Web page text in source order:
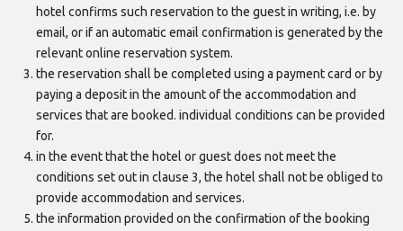
hotel confirms such reservation to the guest in writing, i.e. by
email, or if an automatic email confirmation is generated by the
relevant online reservation system.
the reservation shall be completed using a payment card or by
paying a deposit in the amount of the accommodation and
services that are booked. individual conditions can be provided
for.
in the event that the hotel or guest does not meet the
conditions set out in clause 3, the hotel shall not be obliged to
provide accommodation and services.
the information provided on the confirmation of the booking